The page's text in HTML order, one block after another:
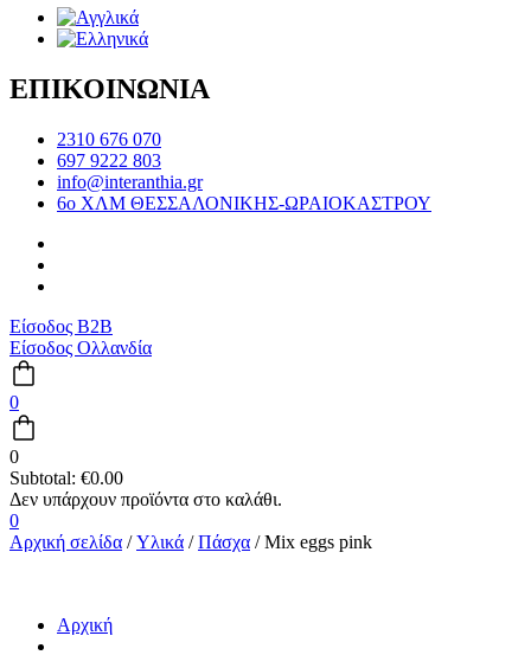
ΕΠΙΚΟΙΝΩΝΙΑ
2310 676 070
697 9222 803
info@interanthia.gr
6ο ΧΛΜ ΘΕΣΣΑΛΟΝΙΚΗΣ-ΩΡΑΙΟΚΑΣΤΡΟΥ
Είσοδος B2B
Είσοδος Ολλανδία
0
0
Subtotal: €0.00
0
Αρχική σελίδα /Υλικά /Πάσχα / Mix eggs pink
Αρχική